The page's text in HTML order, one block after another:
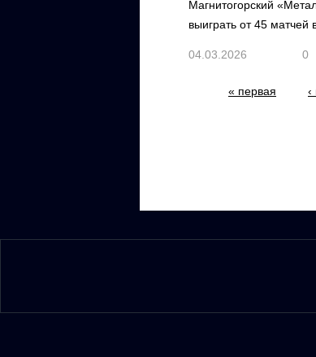
Магнитогорский
выиграть от 45 матчей
04.03.2026 0
Страницы
« первая